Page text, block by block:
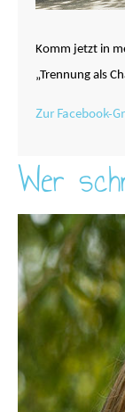
Komm jetzt in
„Trennung als
Zur Facebook-
Wer